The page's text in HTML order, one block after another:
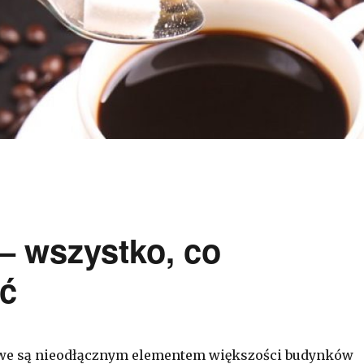
wszystko, co
są nieodłącznym elementem większości budynków